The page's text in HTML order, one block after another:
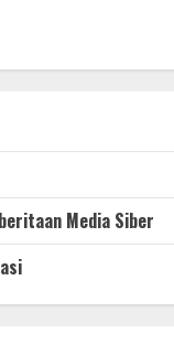
Media Siber